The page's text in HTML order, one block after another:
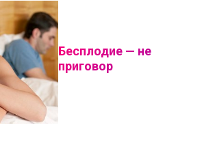
Бесплодие — не
приговор